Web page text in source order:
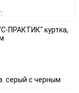
серый с черным